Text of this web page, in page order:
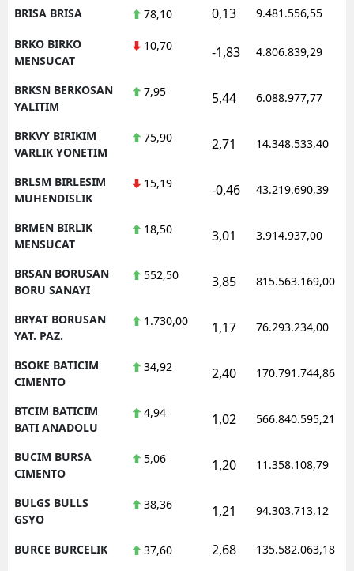
BRISA BRISA 78,10 0,13 9.481.556,55
BRKO BIRKO
MENSUCAT
10,70 -1,83 4.806.839,29
BRKSN BERKOSAN
YALITIM
7,95 5,44 6.088.977,77
BRKVY BIRIKIM
VARLIK YONETIM
75,90 2,71 14.348.533,40
BRLSM BIRLESIM
MUHENDISLIK
15,19 -0,46 43.219.690,39
BRMEN BIRLIK
MENSUCAT
18,50 3,01 3.914.937,00
BRSAN BORUSAN
BORU SANAYI
552,50 3,85 815.563.169,00
BRYAT BORUSAN
YAT. PAZ.
1.730,00 1,17 76.293.234,00
BSOKE BATICIM
CIMENTO
34,92 2,40 170.791.744,86
BTCIM BATICIM
BATI ANADOLU
4,94 1,02 566.840.595,21
BUCIM BURSA
CIMENTO
5,06 1,20 11.358.108,79
BULGS BULLS
GSYO
38,36 1,21 94.303.713,12
BURCE BURCELIK 37,60 2,68 135.582.063,18